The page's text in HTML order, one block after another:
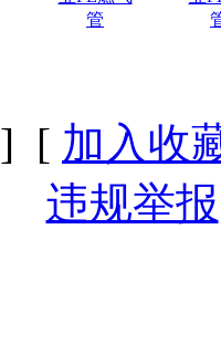
管
] [ 加入收
违规举报